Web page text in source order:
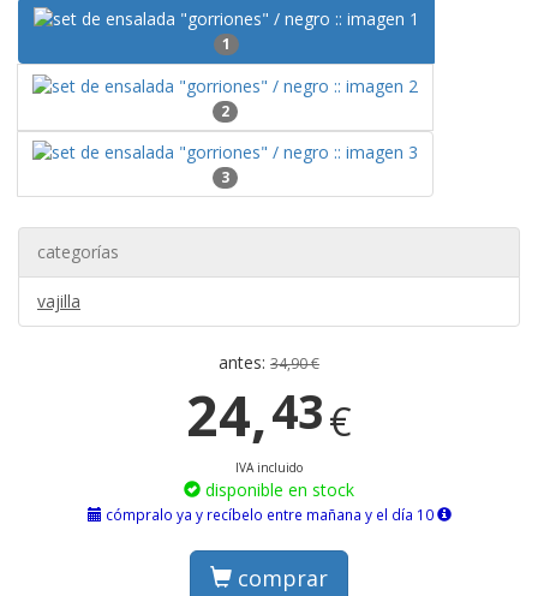
1
2
3
categorías
vajilla
antes: 34,90 €
24,43€
IVA incluido
disponible en stock
cómpralo ya y recíbelo entre mañana y el día 10
comprar